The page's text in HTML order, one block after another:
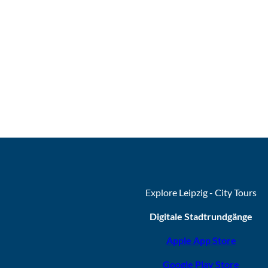
Explore Leipzig - City Tours
Digitale Stadtrundgänge
Apple App Store
Google Play Store